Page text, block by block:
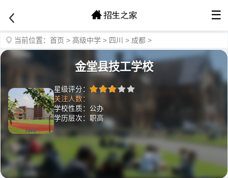
☰
当前位置： 首页 > 高级中学 > 四川 > 成都 >
金堂县技工学校
星级评分：
关注人数：
学校性质：公办
学历层次：职高